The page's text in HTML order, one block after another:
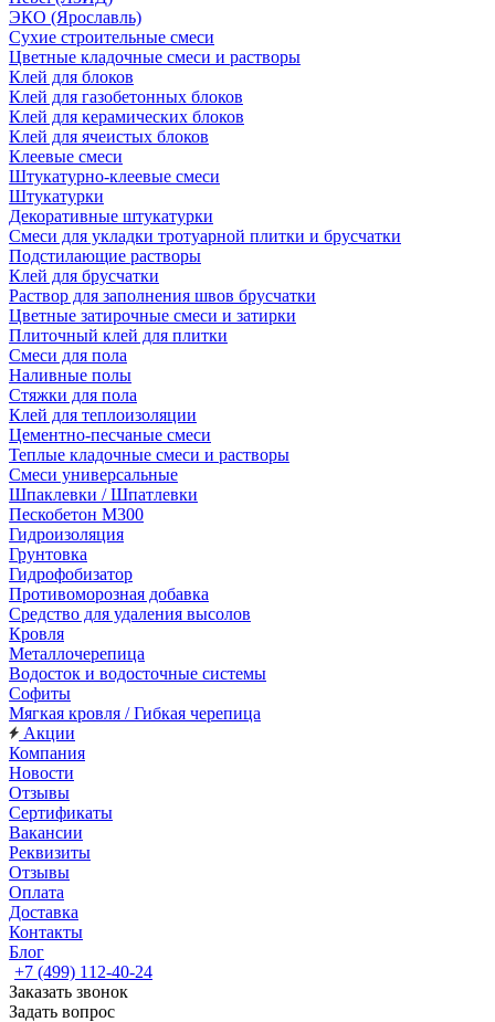
ЭКО (Ярославль)
Сухие строительные смеси
Цветные кладочные смеси и растворы
Клей для блоков
Клей для газобетонных блоков
Клей для керамических блоков
Клей для ячеистых блоков
Клеевые смеси
Штукатурно-клеевые смеси
Штукатурки
Декоративные штукатурки
Смеси для укладки тротуарной плитки и брусчатки
Подстилающие растворы
Клей для брусчатки
Раствор для заполнения швов брусчатки
Цветные затирочные смеси и затирки
Плиточный клей для плитки
Смеси для пола
Наливные полы
Стяжки для пола
Клей для теплоизоляции
Цементно-песчаные смеси
Теплые кладочные смеси и растворы
Смеси универсальные
Шпаклевки / Шпатлевки
Пескобетон М300
Гидроизоляция
Грунтовка
Гидрофобизатор
Противоморозная добавка
Средство для удаления высолов
Кровля
Металлочерепица
Водосток и водосточные системы
Софиты
Мягкая кровля / Гибкая черепица
Акции
Компания
Новости
Отзывы
Сертификаты
Вакансии
Реквизиты
Отзывы
Оплата
Доставка
Контакты
Блог
+7 (499) 112-40-24
Заказать звонок
Задать вопрос